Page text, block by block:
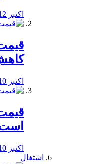
اکتبر 12, 2019
اکتبر 10, 2019
اکتبر 10, 2019
اشتغال